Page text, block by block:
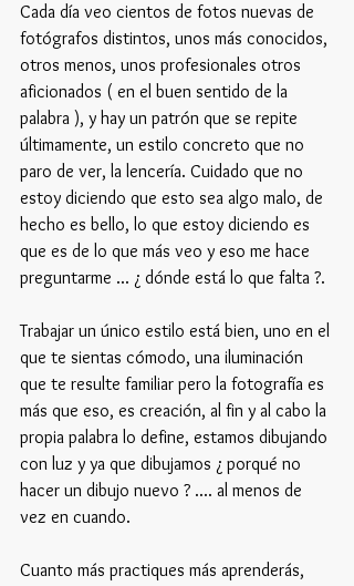
Cada día veo cientos de fotos nuevas de
fotógrafos distintos, unos más conocidos,
otros menos, unos profesionales otros
aficionados ( en el buen sentido de la
palabra ), y hay un patrón que se repite
últimamente, un estilo concreto que no
paro de ver, la lencería. Cuidado que no
estoy diciendo que esto sea algo malo, de
hecho es bello, lo que estoy diciendo es
que es de lo que más veo y eso me hace
preguntarme ... ¿ dónde está lo que falta ?.
Trabajar un único estilo está bien, uno en el
que te sientas cómodo, una iluminación
que te resulte familiar pero la fotografía es
más que eso, es creación, al fin y al cabo la
propia palabra lo define, estamos dibujando
con luz y ya que dibujamos ¿ porqué no
hacer un dibujo nuevo ? .... al menos de
vez en cuando.
Cuanto más practiques más aprenderás,